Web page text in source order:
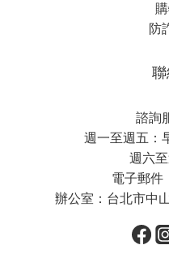
防
聯
諮詢
週一至週五：
週六
電子郵件
辦公室：台北市中